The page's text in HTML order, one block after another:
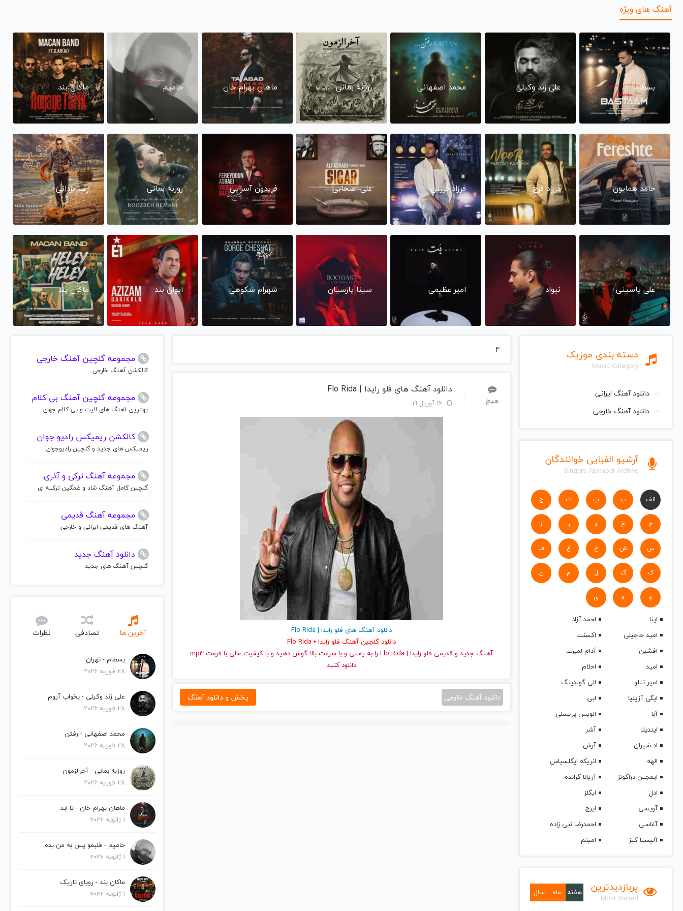
آهنگ های ویژه
بسطام علی زند وکیلی محمد اصفهانی روزبه بمانی ماهان بهرام خان حامیم ماکان بند
حامد همایون فرزاد فرخ فرزاد فرزین علی اصحابی فریدون آسرایی روزبه بمانی رضا یزدانی
علی یاسینی نیواد امیر عظیمی سینا پارسیان شهرام شکوهی ایوان بند ماکان بند
دسته بندی موزیک
Music Category
دانلود آهنگ ایرانی
دانلود آهنگ خارجی
آرشیو الفبایی خوانندگان
Singers Alphabet Archive
الف ب پ ت ج
ح خ د ر ز
س ش ع غ ف
ک گ ل م ن
و ه ی
اینا
احمد آزاد
امید حاجیلی
اکسنت
افشین
آدام لمبرت
امید
احلام
امیر تتلو
الی گولدینگ
ایگی آزیلیا
ابی
آبا
الویس پریسلی
ایندیلا
آشر
اد شیران
آرش
الهه
انریکه ایگلسیاس
ایمجین دراگونز
آریانا گرانده
ادل
ایگلز
آویسی
ایرج
آغاسی
احمدرضا نبی زاده
آلیسیا کیز
امینم
پربازدیدترین
Most Visited
هفته ماه سال
4
هیچ
دانلود آهنگ های فلو رایدا | Flo Rida
دانلود آهنگ های فلو رایدا | Flo Rida
دانلود گلچین آهنگ فلو رایدا • Flo Rida
آهنگ جدید
و قدیمی فلو رایدا | Flo Rida را به راحتی و با سرعت بالا گوش دهید و با کیفیت عالی با فرمت mp3
دانلود کنید
دانلود آهنگ خارجی پخش و دانلود آهنگ
مجموعه گلچین آهنگ خارجی
کالکشن آهنگ خارجی
مجموعه گلچین آهنگ بی کلام
بهترین آهنگ های لایت و بی کلام جهان
کالکشن ریمیکس رادیو جوان
ریمیکس های جدید و گلچین رادیوجوان
مجموعه آهنگ ترکی و آذری
گلچین کامل آهنگ شاد و غمگین ترکیه ای
مجموعه آهنگ قدیمی
آهنگ های قدیمی ایرانی و خارجی
دانلود آهنگ جدید
گلچین آهنگ های جدید
آخرین ها تصادفی نظرات
بسطام - تهران
28 فوریه 2026
علی زند وکیلی - بخواب آروم
28 فوریه 2026
محمد اصفهانی - رفتن
28 فوریه 2026
روزبه بمانی - آخرالزمون
28 فوریه 2026
ماهان بهرام خان - تا ابد
1 ژانویه 2026
حامیم - قلبمو پس به من بده
1 ژانویه 2026
ماکان بند - رویای تاریک
1 ژانویه 2026